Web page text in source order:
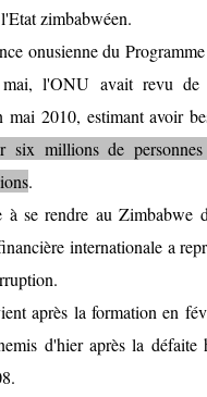
zimbabwéen.
onusienne du
l'ONU avait revu de
2010, estimant avoir
millions de
.
se rendre au Zimbabwe
internationale a
après la formation en
d'hier après la